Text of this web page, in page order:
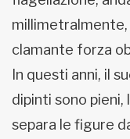
clamante forza
In questi anni, il
dipinti sono pieni,
separa le figure